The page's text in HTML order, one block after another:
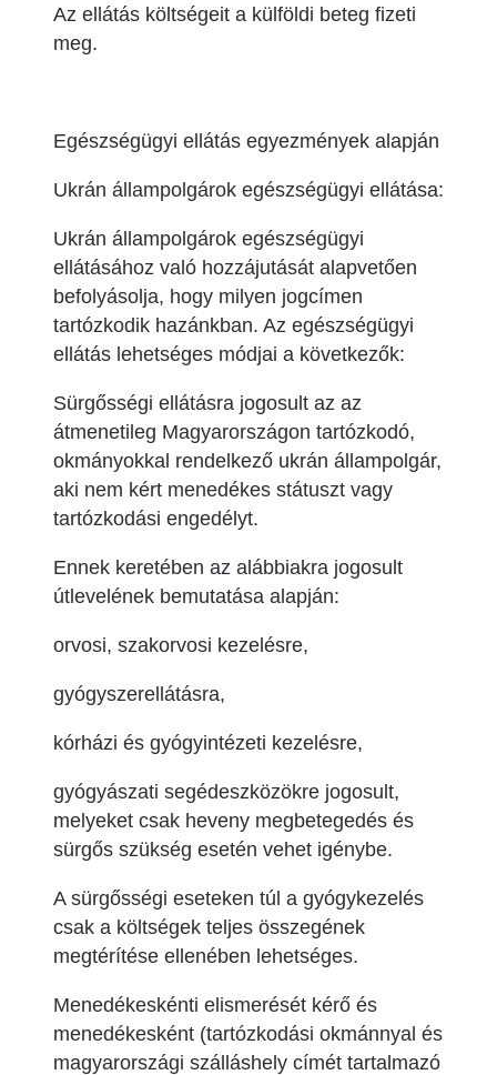
Az ellátás költségeit a külföldi beteg fizeti
meg.
Egészségügyi ellátás egyezmények alapján
Ukrán állampolgárok egészségügyi ellátása:
Ukrán állampolgárok egészségügyi
ellátásához való hozzájutását alapvetően
befolyásolja, hogy milyen jogcímen
tartózkodik hazánkban. Az egészségügyi
ellátás lehetséges módjai a következők:
Sürgősségi ellátásra jogosult az az
átmenetileg Magyarországon tartózkodó,
okmányokkal rendelkező ukrán állampolgár,
aki nem kért menedékes státuszt vagy
tartózkodási engedélyt.
Ennek keretében az alábbiakra jogosult
útlevelének bemutatása alapján:
orvosi, szakorvosi kezelésre,
gyógyszerellátásra,
kórházi és gyógyintézeti kezelésre,
gyógyászati segédeszközökre jogosult,
melyeket csak heveny megbetegedés és
sürgős szükség esetén vehet igénybe.
A sürgősségi eseteken túl a gyógykezelés
csak a költségek teljes összegének
megtérítése ellenében lehetséges.
Menedékeskénti elismerését kérő és
menedékesként (tartózkodási okmánnyal és
magyarországi szálláshely címét tartalmazó